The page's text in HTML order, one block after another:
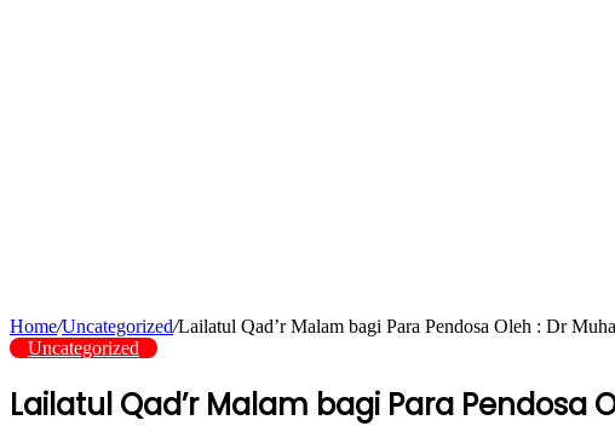
Home/Uncategorized/Lailatul Qad’r Malam bagi Para Pendosa Oleh : Dr
Uncategorized
Lailatul Qad’r Malam bagi Para Pendosa